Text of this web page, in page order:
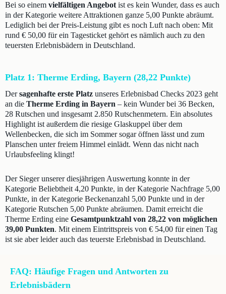
Bei so einem vielfältigen Angebot ist es kein Wunder, dass es auch
in der Kategorie weitere Attraktionen ganze 5,00 Punkte abräumt.
Lediglich bei der Preis-Leistung gibt es noch Luft nach oben: Mit
rund € 50,00 für ein Tagesticket gehört es nämlich auch zu den
teuersten Erlebnisbädern in Deutschland.
Platz 1: Therme Erding, Bayern (28,22 Punkte)
Dersagenhafte erste Platz unseres Erlebnisbad Checks 2023 geht
an die Therme Erding in Bayern – kein Wunder bei 36 Becken,
28 Rutschen und insgesamt 2.850 Rutschenmetern. Ein absolutes
Highlight ist außerdem die riesige Glaskuppel über dem
Wellenbecken, die sich im Sommer sogar öffnen lässt und zum
Planschen unter freiem Himmel einlädt. Wenn das nicht nach
Urlaubsfeeling klingt!
Der Sieger unserer diesjährigen Auswertung konnte in der
Kategorie Beliebtheit 4,20 Punkte, in der Kategorie Nachfrage 5,00
Punkte, in der Kategorie Beckenanzahl 5,00 Punkte und in der
Kategorie Rutschen 5,00 Punkte abräumen. Damit erreicht die
Therme Erding eine Gesamtpunktzahl von 28,22 von möglichen
39,00 Punkten. Mit einem Eintrittspreis von € 54,00 für einen Tag
ist sie aber leider auch das teuerste Erlebnisbad in Deutschland.
FAQ: Häufige Fragen und Antworten zu
Erlebnisbädern